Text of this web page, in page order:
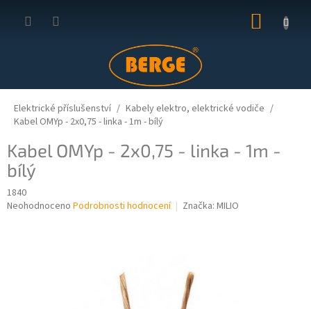
KOŠÍK
Elektrické příslušenství
Kabely elektro, elektrické vodiče
Kabel OMYp - 2x0,75 - linka - 1m - bílý
Kabel OMYp - 2x0,75 - linka - 1m -
bílý
1840
Průměrné
Neohodnoceno Podrobnosti hodnocení Značka: MILIO